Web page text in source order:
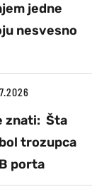
jedne
nesvesno
znati: Šta
trozupca
porta